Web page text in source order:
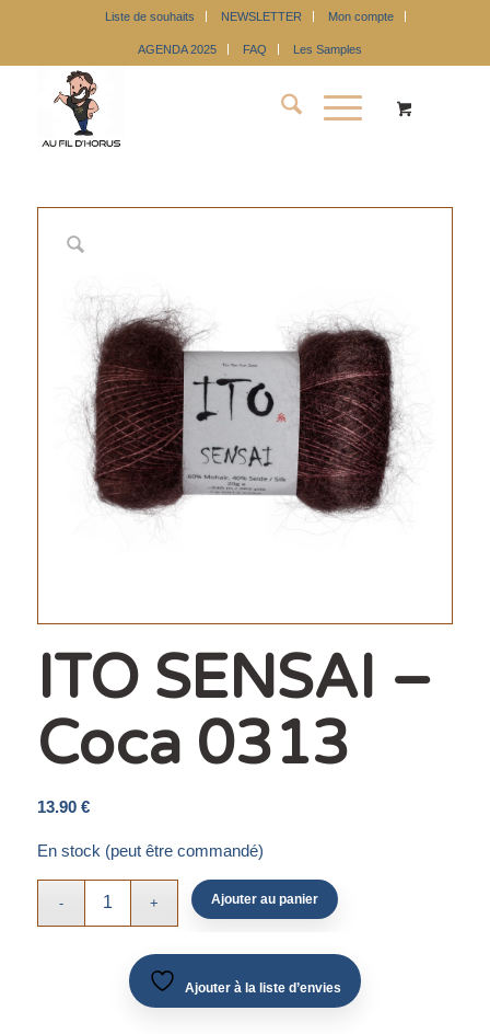
Liste de souhaits NEWSLETTER Mon compte
AGENDA 2025 FAQ Les Samples
ITO SENSAI –
Coca 0313
13.90 €
En stock (peut être commandé)
Ajouter au panier
Ajouter à la liste d’envies